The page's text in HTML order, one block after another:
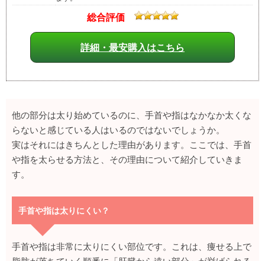
総合評価
詳細・最安購入はこちら
他の部分は太り始めているのに、手首や指はなかなか太くな
らないと感じている人はいるのではないでしょうか。
実はそれにはきちんとした理由があります。ここでは、手首
や指を太らせる方法と、その理由について紹介していきま
す。
手首や指は太りにくい？
手首や指は非常に太りにくい部位です。これは、痩せる上で